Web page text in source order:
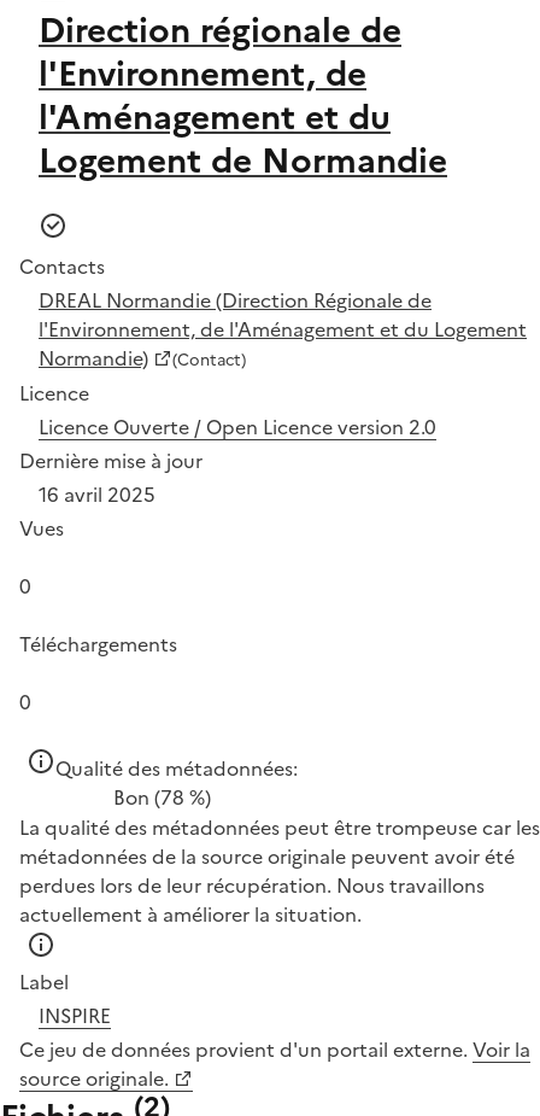
Direction régionale de
l'Environnement, de
l'Aménagement et du
Logement de Normandie
Contacts
DREAL Normandie (Direction Régionale de
l'Environnement, de l'Aménagement et du Logement
Normandie)
(Contact)
Licence
Licence Ouverte / Open Licence version 2.0
Dernière mise à jour
16 avril 2025
Vues
0
Téléchargements
0
Qualité des métadonnées:
Bon (78 %)
La qualité des métadonnées peut être trompeuse car les
métadonnées de la source originale peuvent avoir été
perdues lors de leur récupération. Nous travaillons
actuellement à améliorer la situation.
Label
INSPIRE
Ce jeu de données provient d'un portail externe. Voir la
source originale.
(2)